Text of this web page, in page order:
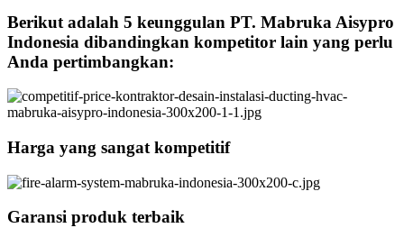
Berikut adalah 5 keunggulan PT. Mabruka Aisypro
Indonesia dibandingkan kompetitor lain yang perlu
Anda pertimbangkan:
Harga yang sangat kompetitif
Garansi produk terbaik